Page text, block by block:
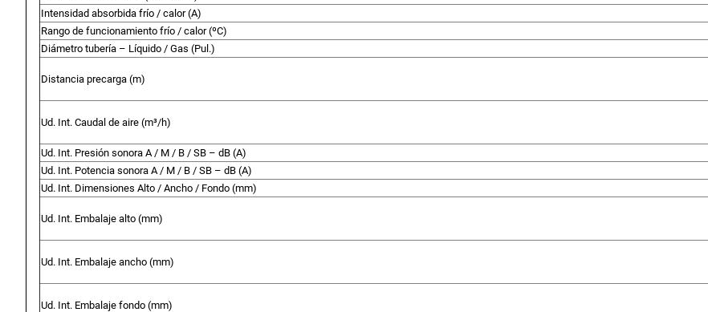
0
€
.
Intensidad absorbida frío / calor (A)
Rango de funcionamiento frío / calor (ºC)
Diámetro tubería – Líquido / Gas (Pul.)
Distancia precarga (m)
Ud. Int. Caudal de aire (m³/h)
Ud. Int. Presión sonora A / M / B / SB – dB (A)
Ud. Int. Potencia sonora A / M / B / SB – dB (A)
Ud. Int. Dimensiones Alto / Ancho / Fondo (mm)
Ud. Int. Embalaje alto (mm)
Ud. Int. Embalaje ancho (mm)
Ud. Int. Embalaje fondo (mm)